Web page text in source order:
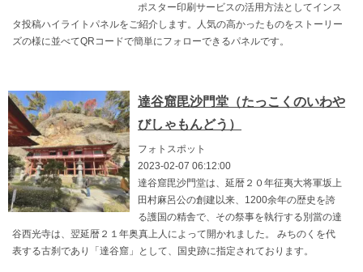
ポスター印刷サービスの活用方法としてインス
タ投稿ハイライトパネルをご紹介します。人気の高かったものをストーリー
ズの様に並べてQRコードで簡単にフォローできるパネルです。
達谷窟毘沙門堂（たっこくのいわや
びしゃもんどう）
フォトスポット
2023-02-07 06:12:00
達谷窟毘沙門堂は、延暦２０年征夷大将軍坂上
田村麻呂公の創建以来、1200余年の歴史を誇
る護国の精舎で、その祭事を執行する別當の達
谷西光寺は、翌延暦２１年奥真上人によって開かれました。 みちのくを代
表する古刹であり「達谷窟」として、国史跡に指定されております。